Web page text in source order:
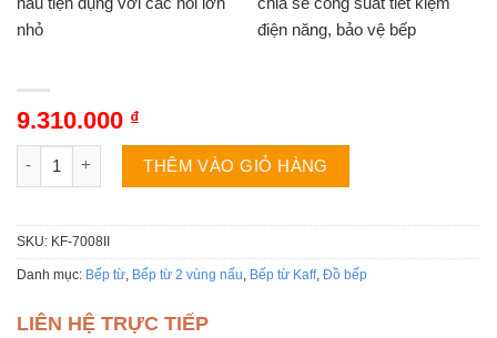
nhỏ
điện năng, bảo vệ bếp
9.310.000 ₫
Bếp từ Kaff KF-7008II số lượng
THÊM VÀO GIỎ HÀNG
SKU: KF-7008II
Danh mục: Bếp từ, Bếp từ 2 vùng nấu, Bếp từ Kaff, Đồ bếp
LIÊN HỆ TRỰC TIẾP